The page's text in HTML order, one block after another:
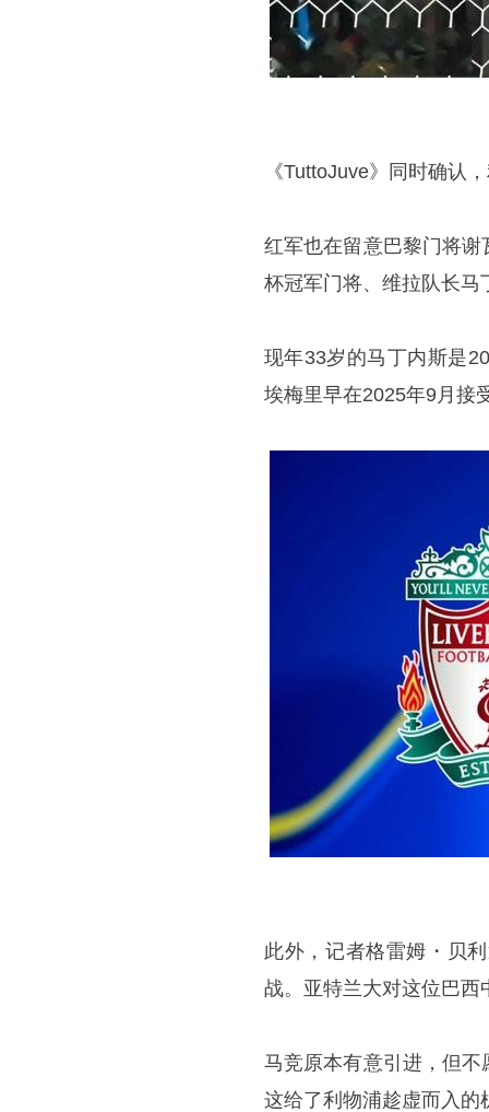
《TuttoJuve》同时确认
红军也在留意巴黎门将
杯冠军门将、维拉队长马
现年33岁的马丁内斯是
埃梅里早在2025年9月接
此外，记者格雷姆・贝
战。亚特兰大对这位巴西
马竞原本有意引进，但
这给了利物浦趁虚而入的